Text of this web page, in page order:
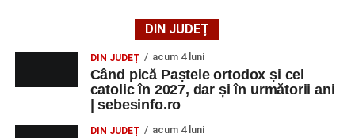
DIN JUDEȚ
DIN JUDEȚ acum 4 luni
Când pică Paștele ortodox și cel
catolic în 2027, dar și în următorii ani
| sebesinfo.ro
DIN JUDEȚ acum 4 luni